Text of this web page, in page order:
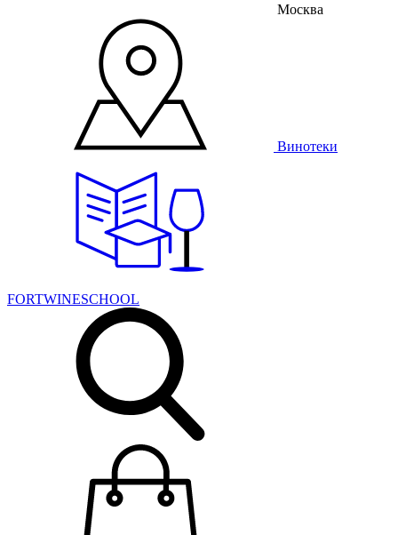
Москва
Винотеки
FORTWINESCHOOL